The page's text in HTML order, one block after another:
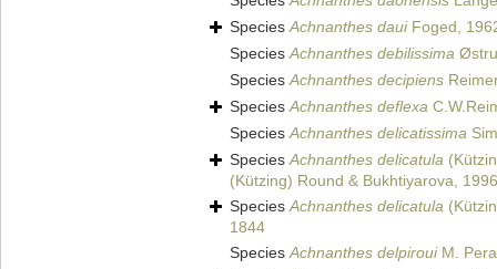
SpeciesAchnanthes dauiFoged,
SpeciesAchnanthes debilissima
SpeciesAchnanthes decipiens
SpeciesAchnanthes deflexa
SpeciesAchnanthes delicatissima
SpeciesAchnanthes delicatula
(Kützing) Round & Bukhtiyarova, 1996
SpeciesAchnanthes delicatula
1844
SpeciesAchnanthes delpirouiM.